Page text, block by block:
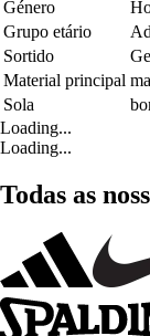
Género
Grupo etário
Sortido
Material principal
Sola
Loading...
Loading...
Todas as